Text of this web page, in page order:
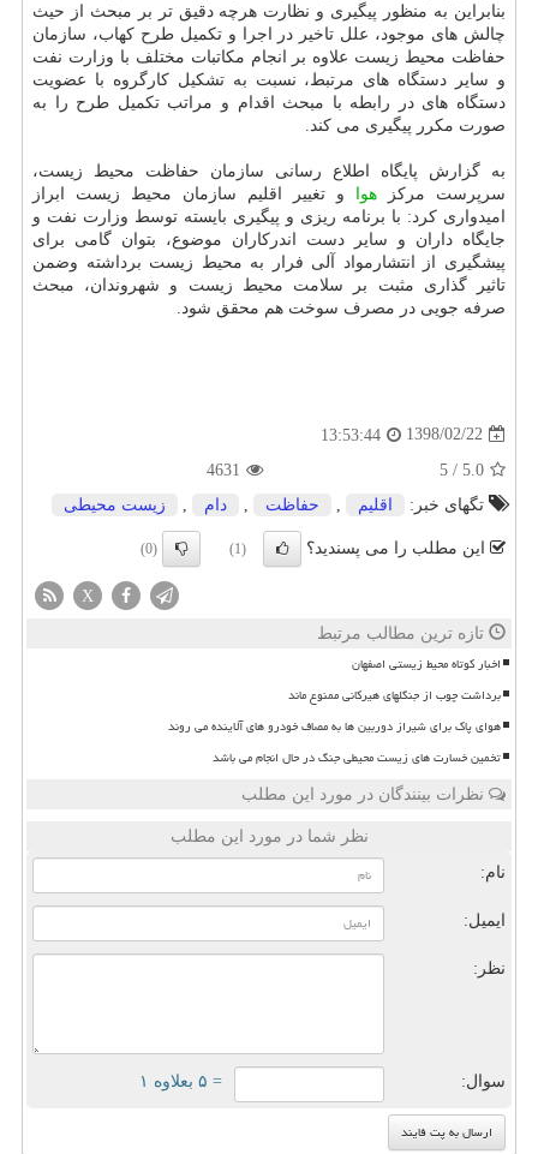
بنابراین به منظور پیگیری و نظارت هرچه دقیق تر بر مبحث از حیث
چالش های موجود، علل تاخیر در اجرا و تكمیل طرح كهاب، سازمان
حفاظت محیط زیست علاوه بر انجام مكاتبات مختلف با وزارت نفت
و سایر دستگاه های مرتبط، نسبت به تشكیل كارگروه با عضویت
دستگاه های در رابطه با مبحث اقدام و مراتب تكمیل طرح را به
صورت مكرر پیگیری می كند.
به گزارش پایگاه اطلاع رسانی سازمان حفاظت محیط زیست،
سرپرست مركز هوا و تغییر اقلیم سازمان محیط زیست ابراز
امیدواری كرد: با برنامه ریزی و پیگیری بایسته توسط وزارت نفت و
جایگاه داران و سایر دست اندركاران موضوع، بتوان گامی برای
پیشگیری از انتشارمواد آلی فرار به محیط زیست برداشته وضمن
تاثیر گذاری مثبت بر سلامت محیط زیست و شهروندان، مبحث
صرفه جویی در مصرف سوخت هم محقق شود.
1398/02/22
13:53:44
5.0
/
5
4631
تگهای خبر:
اقلیم حفاظت دام زیست محیطی
این مطلب را می پسندید؟ (1)
(0)
X
تازه ترین مطالب مرتبط
اخبار کوتاه محیط زیستی اصفهان
برداشت چوب از جنگلهای هیرکانی ممنوع ماند
هوای پاک برای شیراز دوربین ها به مصاف خودرو های آلاینده می روند
تخمین خسارت های زیست محیطی جنگ در حال انجام می باشد
نظرات بینندگان در مورد این مطلب
نظر شما در مورد این مطلب
نام:
ایمیل:
نظر:
سوال: = ۵ بعلاوه ۱